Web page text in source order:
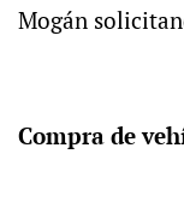
Mogán
Compra de